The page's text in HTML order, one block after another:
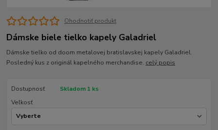
Ohodnotiť produkt
Dámske biele tielko kapely Galadriel
Dámske tielko od doom metalovej bratislavskej kapely Galadriel.
Posledný kus z originál kapelného merchandise. celý popis
Dostupnosť
Skladom 1 ks
Veľkosť